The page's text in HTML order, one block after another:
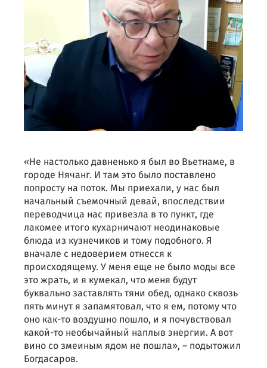
«Не настолько давненько я был во Вьетнаме, в
городе Нячанг. И там это было поставлено
попросту на поток. Мы приехали, у нас был
начальный съемочный девай, впоследствии
переводчица нас привезла в то пункт, где
лакомее итого кухарничают неодинаковые
блюда из кузнечиков и тому подобного. Я
вначале с недоверием отнесся к
происходящему. У меня еще не было моды все
это жрать, и я кумекал, что меня будут
буквально заставлять тяни обед, однако сквозь
пять минут я запамятовал, что я ем, потому что
оно как-то воздушно пошло, и я почувствовал
какой-то необычайный наплыв энергии. А вот
вино со змеиным ядом не пошла», – подытожил
Богдасаров.